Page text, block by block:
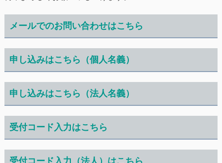
メールでのお問い合わせはこちら
申し込みはこちら（個人名義）
申し込みはこちら（法人名義）
受付コード入力はこちら
受付コード入力（法人）はこちら